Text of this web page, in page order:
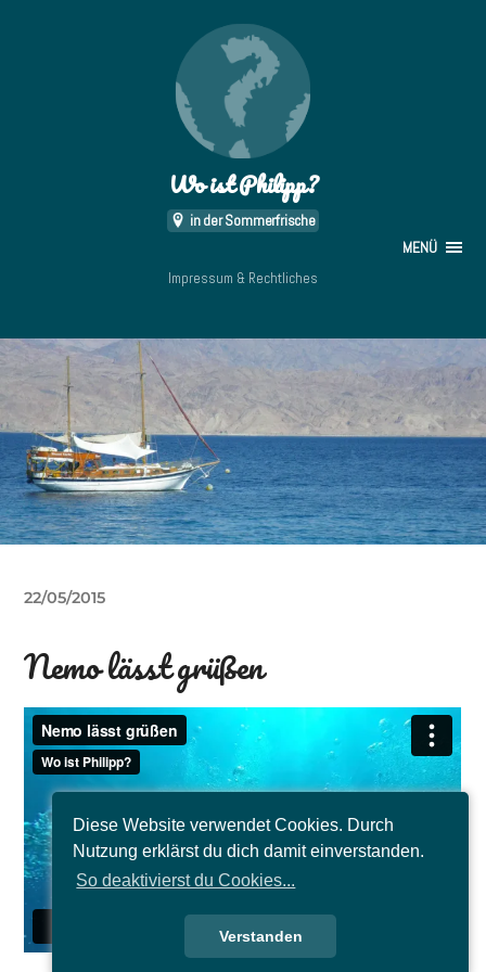
Diese Website verwendet Cookies. Durch
Nutzung erklärst du dich damit einverstanden.
So deaktivierst du Cookies...
Verstanden
Wo ist Philipp?
in der Sommerfrische
MENÜ
Impressum & Rechtliches
22/05/2015
Nemo lässt grüßen